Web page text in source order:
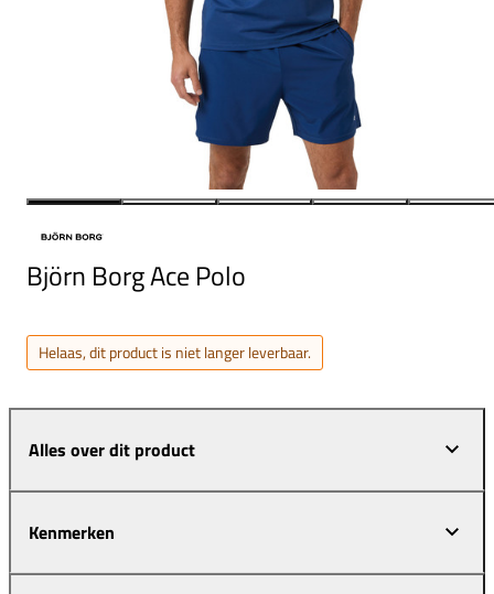
Björn Borg Ace Polo
Helaas, dit product is niet langer leverbaar.
Alles over dit product
Kenmerken